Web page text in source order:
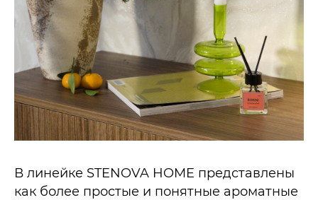
В линейке STENOVA HOME представлены
как более простые и понятные ароматные